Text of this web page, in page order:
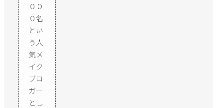
００
０名
とい
う人
気メ
イク
ブロ
ガー
とし